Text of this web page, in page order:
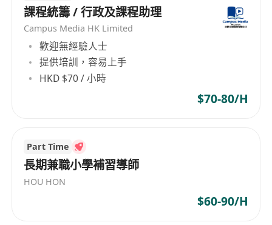
課程統籌 / 行政及課程助理
Campus Media HK Limited
歡迎無經驗人士
提供培訓，容易上手
HKD $70 / 小時
$70-80/H
Part Time
長期兼職小學補習導師
HOU HON
$60-90/H